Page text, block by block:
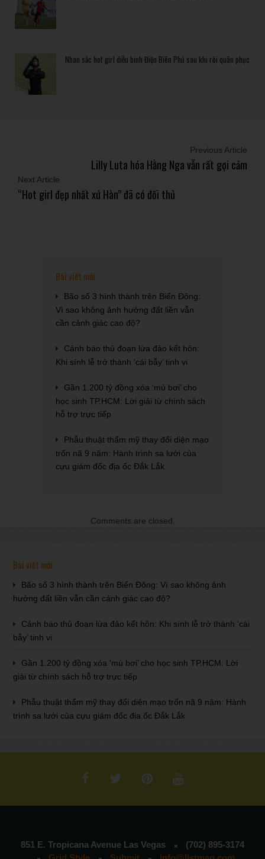
Nhan sắc hot girl diễu binh Điện Biên Phủ sau khi rời quân phục
Previous Article
Lilly Luta hóa Hằng Nga vẫn rất gợi cảm
Next Article
“Hot girl đẹp nhất xứ Hàn” đã có đối thủ
Bài viết mới
Bão số 3 hình thành trên Biển Đông:
Vì sao không ảnh hưởng đất liền vẫn
cần cảnh giác cao độ?
Cảnh báo thủ đoạn lừa đảo kết hôn:
Khi sính lễ trở thành ‘cái bẫy’ tinh vi
Gần 1.200 tỷ đồng xóa ‘mù bơi’ cho
học sinh TP.HCM: Lời giải từ chính sách
hỗ trợ trực tiếp
Phẫu thuật thẩm mỹ thay đổi diện mạo
trốn nã 9 năm: Hành trình sa lưới của
cựu giám đốc địa ốc Đắk Lắk
Comments are closed.
Bài viết mới
Bão số 3 hình thành trên Biển Đông: Vì sao không ảnh
hưởng đất liền vẫn cần cảnh giác cao độ?
Cảnh báo thủ đoạn lừa đảo kết hôn: Khi sính lễ trở thành ‘cái
bẫy’ tinh vi
Gần 1.200 tỷ đồng xóa ‘mù bơi’ cho học sinh TP.HCM: Lời
giải từ chính sách hỗ trợ trực tiếp
Phẫu thuật thẩm mỹ thay đổi diện mạo trốn nã 9 năm: Hành
trình sa lưới của cựu giám đốc địa ốc Đắk Lắk
851 E. Tropicana Avenue Las Vegas
(702) 895-3174